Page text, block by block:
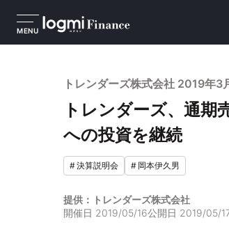
MENU
トレンダーズ株式会社 2019年3
トレンダーズ、通
への投資を継続
#決算説明会 # 岡本伊久男
提供：トレンダーズ株式会社
開催日 2019/05/16公開日 2019/05/